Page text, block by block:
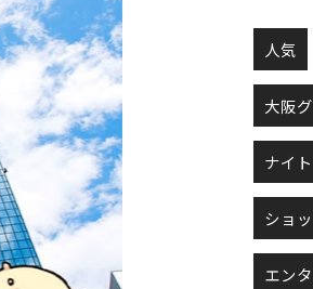
人気
大阪
ナイ
ショ
エン